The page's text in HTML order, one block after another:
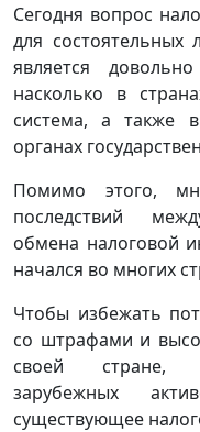
Сегодня вопрос
для состоятельных
является
насколько в
система, а также
органах
Помимо этого,
последствий
обмена налоговой
начался во многих
Чтобы избежать
со штрафами и
своей стране,
зарубежных
существующее